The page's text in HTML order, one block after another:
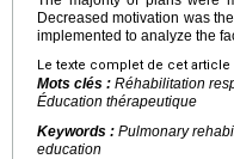
Decreased motivation was
implemented to analyze the
Le texte complet de cet article
Mots clés : Réhabilitation
Éducation thérapeutique
Keywords : Pulmonary
education